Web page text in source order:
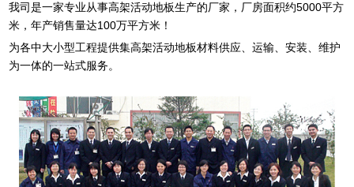
我司是一家专业从事高架活动地板生产的厂家，厂房面积约5000平方
米，年产销售量达100万平方米！
为各中大小型工程提供集高架活动地板材料供应、运输、安装、维护
为一体的一站式服务。